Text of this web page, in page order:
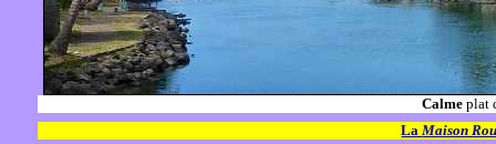
Calme plat
LaMaison